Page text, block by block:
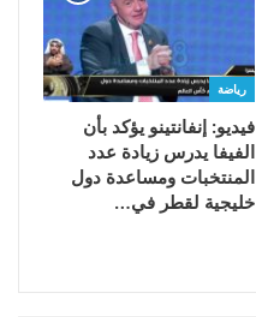
رياضة
فيديو: إنفانتينو يؤكد بأن
الفيفا يدرس زيادة عدد
المنتخبات ومساعدة دول
خليجية لقطر في…